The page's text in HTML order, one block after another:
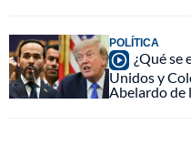
POLÍTICA
¿Qué se
Unidos y
Abelardo de